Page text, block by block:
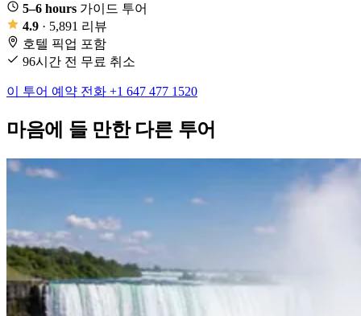
5–6 hours 가이드 투어
4.9 · 5,891 리뷰
호텔 픽업 포함
96시간 전 무료 취소
이 투어 예약 전화 +1 647 477 1520
마음에 들 만한 다른 투어